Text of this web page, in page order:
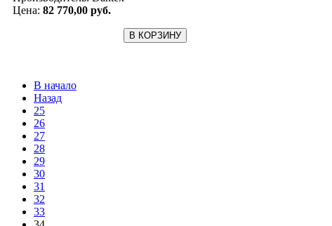
Цена: 82 770,00 руб.
В начало
Назад
25
26
27
28
29
30
31
32
33